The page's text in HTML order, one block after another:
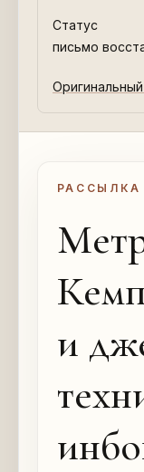
Статус
письмо
РАССЫЛКА
и